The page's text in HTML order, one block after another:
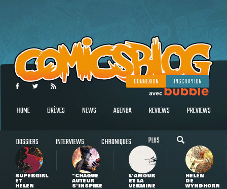
CONNEXION INSCRIPTION
HOME BRÈVES NEWS AGENDA REVIEWS PREVIEWS
DOSSIERS INTERVIEWS CHRONIQUES PLUS
SUPERGIRL
ET
HELEN
"CHAQUE
AUTEUR
S'INSPIRE
L'AMOUR
ET LA
VERMINE
HELEN
DE
WYNDHORN